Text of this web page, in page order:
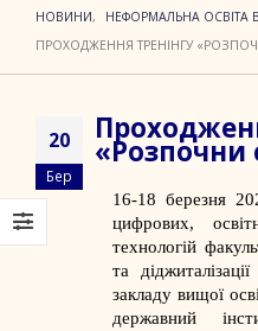
НОВИНИ,
НЕФОРМАЛЬНА ОСВІТА
ПРОХОДЖЕННЯ ТРЕНІНГУ
20
Бер
«Розпочни
16-18 березня
цифрових,
технологій
та
закладу вищої
державний